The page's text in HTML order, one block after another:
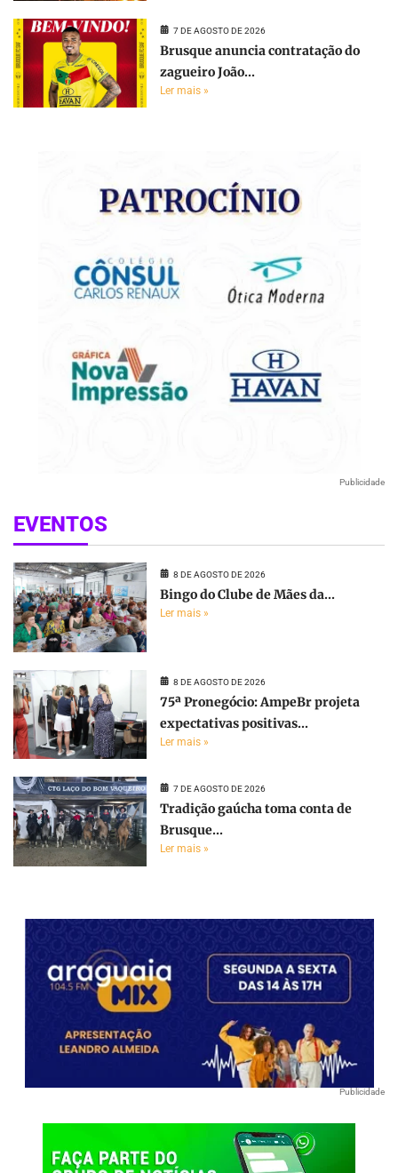
7 DE AGOSTO DE 2026
Brusque anuncia contratação do
zagueiro João...
Ler mais »
Publicidade
EVENTOS
8 DE AGOSTO DE 2026
Bingo do Clube de Mães da...
Ler mais »
8 DE AGOSTO DE 2026
75ª Pronegócio: AmpeBr projeta
expectativas positivas...
Ler mais »
7 DE AGOSTO DE 2026
Tradição gaúcha toma conta de
Brusque...
Ler mais »
Publicidade